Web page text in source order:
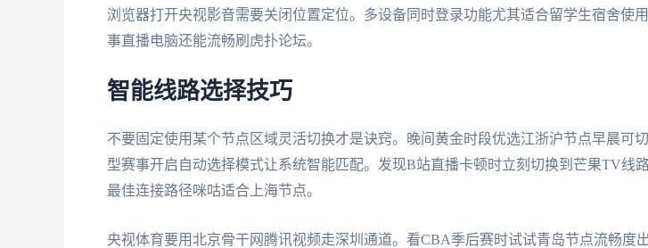
浏览器打开央视影音需要关闭位置定位。多设备同时登录功能尤其适合留学生宿舍使
事直播电脑还能流畅刷虎扑论坛。
智能线路选择技巧
不要固定使用某个节点区域灵活切换才是诀窍。晚间黄金时段优选江浙沪节点早晨可
型赛事开启自动选择模式让系统智能匹配。发现B站直播卡顿时立刻切换到芒果TV线
最佳连接路径咪咕适合上海节点。
央视体育要用北京骨干网腾讯视频走深圳通道。看CBA季后赛时试试青岛节点流畅度